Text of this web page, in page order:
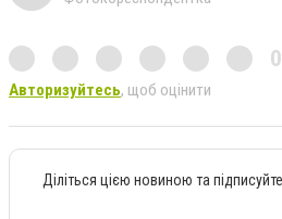
Авторизуйтесь, щоб оцінити
Діліться цією новиною та